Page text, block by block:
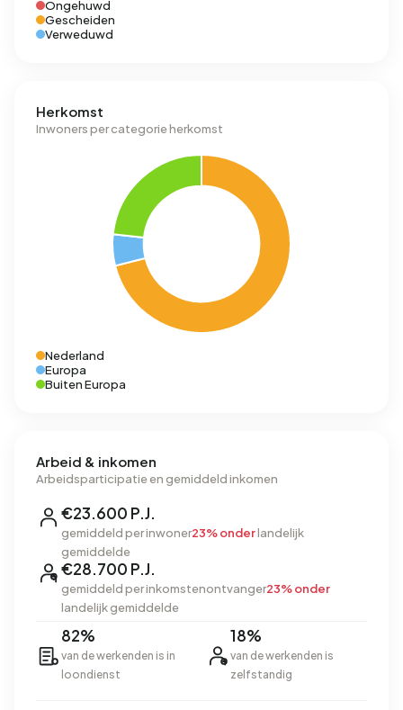
Ongehuwd
Gescheiden
Verweduwd
Herkomst
Inwoners per categorie herkomst
Nederland
Europa
Buiten Europa
Arbeid & inkomen
Arbeidsparticipatie en gemiddeld inkomen
€23.600 P.J.
gemiddeld per inwoner23% onderlandelijk
gemiddelde
€28.700 P.J.
gemiddeld per inkomstenontvanger23% onder
landelijk gemiddelde
82%
van de werkenden is in
loondienst
18%
van de werkenden is
zelfstandig